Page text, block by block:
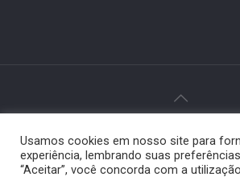
© 2024 Paiquerê - Todos os direitos
Desenvolvido porElemento
Usamos cookies em nosso site para
experiência, lembrando suas
“Aceitar”, você concorda com a